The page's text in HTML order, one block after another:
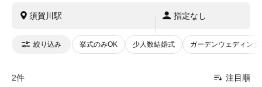
須賀川駅 指定なし
絞り込み 挙式のみOK 少人数結婚式 ガーデンウェディング
2件 注目順